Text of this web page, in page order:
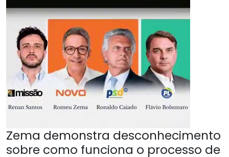
Zema demonstra desconhecimento
sobre como funciona o processo de